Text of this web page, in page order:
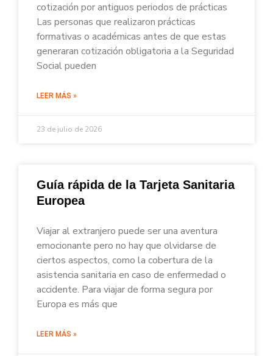
cotización por antiguos periodos de prácticas
Las personas que realizaron prácticas
formativas o académicas antes de que estas
generaran cotización obligatoria a la Seguridad
Social pueden
LEER MÁS »
23 de julio de 2026
Guía rápida de la Tarjeta Sanitaria
Europea
Viajar al extranjero puede ser una aventura
emocionante pero no hay que olvidarse de
ciertos aspectos, como la cobertura de la
asistencia sanitaria en caso de enfermedad o
accidente. Para viajar de forma segura por
Europa es más que
LEER MÁS »